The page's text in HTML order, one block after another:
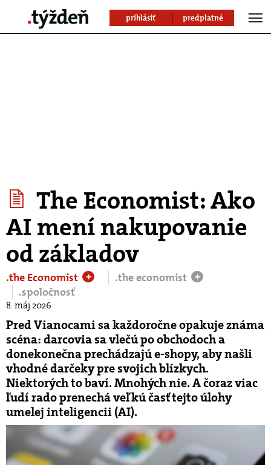
prihlásiť predplatné
The Economist: Ako
AI mení nakupovanie
od základov
.the Economist + .the economist +
.spoločnosť
8. máj 2026
Pred Vianocami sa každoročne opakuje známa
scéna: darcovia sa vlečú po obchodoch a
donekonečna prechádzajú e-shopy, aby našli
vhodné darčeky pre svojich blízkych.
Niektorých to baví. Mnohých nie. A čoraz viac
ľudí rado prenechá veľkú časť tejto úlohy
umelej inteligencii (AI).